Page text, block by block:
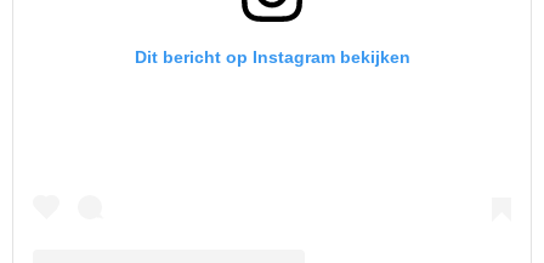
Dit bericht op Instagram bekijken